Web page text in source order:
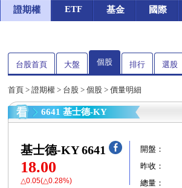
證期權 ETF 基金 國際
台股首頁 大盤 個股 排行 選股
首頁 > 證期權 > 台股 > 個股 > 價量明細
6641 基士德-KY
基士德-KY 6641
18.00
△0.05(△0.28%)
開盤：
昨收：
總量：